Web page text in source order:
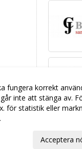
fungera korrekt
inte att stänga av.
för statistik eller
Acceptera